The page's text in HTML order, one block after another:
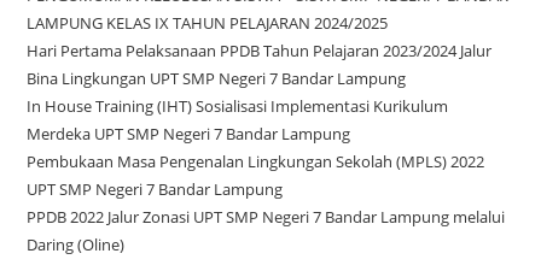
LAMPUNG KELAS IX TAHUN PELAJARAN 2024/2025
Hari Pertama Pelaksanaan PPDB Tahun Pelajaran 2023/2024 Jalur
Bina Lingkungan UPT SMP Negeri 7 Bandar Lampung
In House Training (IHT) Sosialisasi Implementasi Kurikulum
Merdeka UPT SMP Negeri 7 Bandar Lampung
Pembukaan Masa Pengenalan Lingkungan Sekolah (MPLS) 2022
UPT SMP Negeri 7 Bandar Lampung
PPDB 2022 Jalur Zonasi UPT SMP Negeri 7 Bandar Lampung melalui
Daring (Oline)